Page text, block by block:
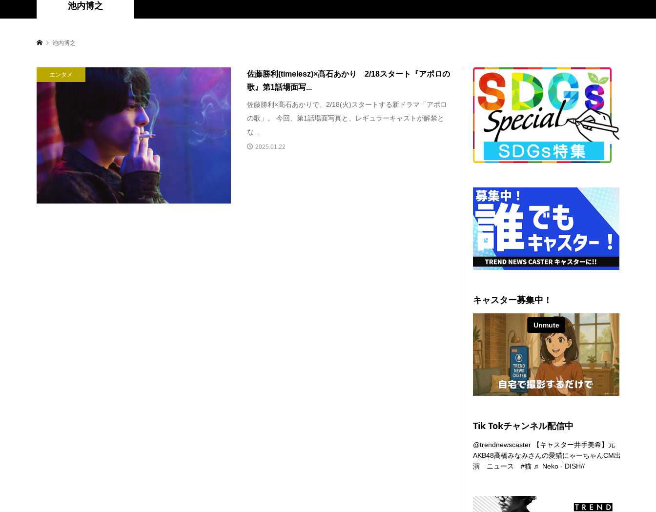
池内博之
池内博之
エンタメ
佐藤勝利(timelesz)×髙石あかり 2/18スタート『アポロの
歌』第1話場面写...
佐藤勝利×髙石あかりで、2/18(火)スタートする新ドラマ「アポロ
の歌」。 今回、第1話場面写真と、レギュラーキャストが解禁と
な...
2025.01.22
キャスター募集中！
Tik Tokチャンネル配信中
@trendnewscaster 【キャスター井手美希】元
AKB48高橋みなみさんの愛猫にゃーちゃんCM出
演 ニュース#猫 ♬ Neko - DISH//